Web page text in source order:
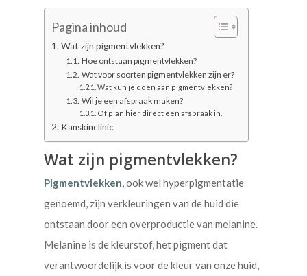
Pagina inhoud
Wat zijn pigmentvlekken?
Hoe ontstaan pigmentvlekken?
Wat voor soorten pigmentvlekken zijn er?
Wat kun je doen aan pigmentvlekken?
Wil je een afspraak maken?
Of plan hier direct een afspraak in.
Kanskinclinic
Wat zijn pigmentvlekken?
Pigmentvlekken, ook wel hyperpigmentatie
genoemd, zijn verkleuringen van de huid die
ontstaan door een overproductie van melanine.
Melanine is de kleurstof, het pigment dat
verantwoordelijk is voor de kleur van onze huid,